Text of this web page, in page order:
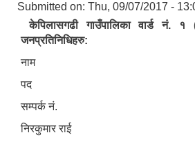
Submitted on: Thu, 09/07/2017 -
केपिलासगढी गाउँपालिका वार्ड नं. १
जनप्रतिनिधिहरु:
नाम
पद
सम्पर्क नं.
निरकुमार राई